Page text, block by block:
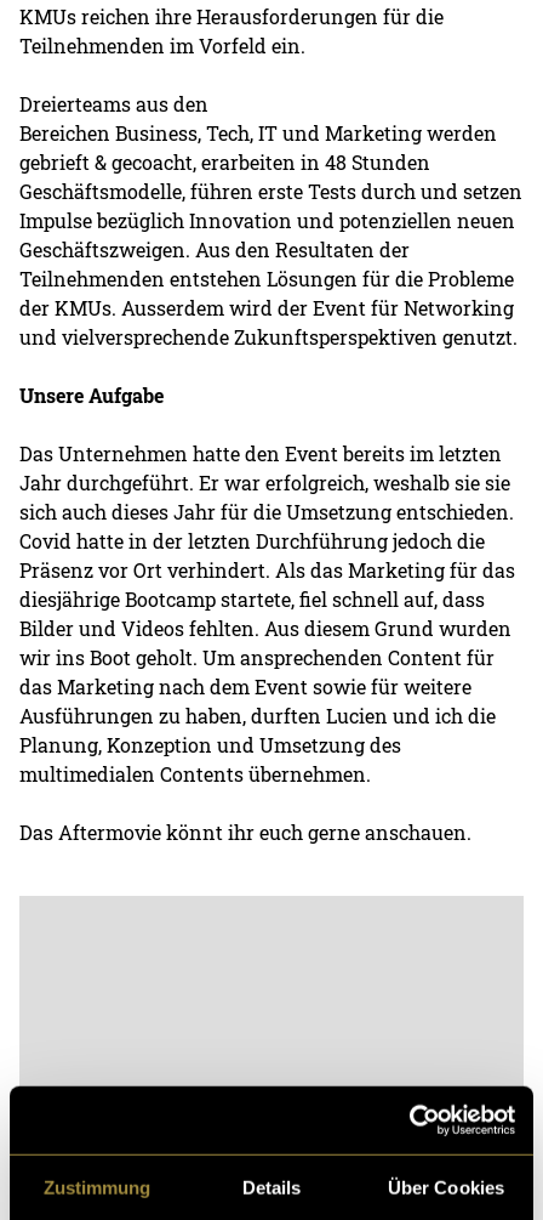
Zustimmung Details Über Cookies
KMUs reichen ihre Herausforderungen für die
Teilnehmenden im Vorfeld ein.
Dreierteams aus den
Bereichen Business, Tech, IT und Marketing werden
gebrieft & gecoacht, erarbeiten in 48 Stunden
Geschäftsmodelle, führen erste Tests durch und setzen
Impulse bezüglich Innovation und potenziellen neuen
Geschäftszweigen. Aus den Resultaten der
Teilnehmenden entstehen Lösungen für die Probleme
der KMUs. Ausserdem wird der Event für Networking
und vielversprechende Zukunftsperspektiven genutzt.
Unsere Aufgabe
Das Unternehmen hatte den Event bereits im letzten
Jahr durchgeführt. Er war erfolgreich, weshalb sie sie
sich auch dieses Jahr für die Umsetzung entschieden.
Covid hatte in der letzten Durchführung jedoch die
Präsenz vor Ort verhindert. Als das Marketing für das
diesjährige Bootcamp startete, fiel schnell auf, dass
Bilder und Videos fehlten. Aus diesem Grund wurden
wir ins Boot geholt. Um ansprechenden Content für
das Marketing nach dem Event sowie für weitere
Ausführungen zu haben, durften Lucien und ich die
Planung, Konzeption und Umsetzung des
multimedialen Contents übernehmen.
Das Aftermovie könnt ihr euch gerne anschauen.
Bitte akzeptiere die statistik, Marketing
Cookies um